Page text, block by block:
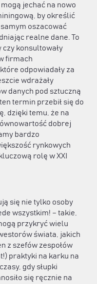
jechać na nowo
by określić
oszacować
realne dane. To
czy konsultowały
firmach
odpowiadały za
wdrażały
danych pod sztuczną
termin przebił się do
dzięki temu, że na
dobrej
bardzo
rynkowych
rolę w XXI
się nie tylko osoby
wszystkim! – takie,
przykryć wielu
świata, jakich
z szefów zespołów
praktyki na karku na
gdy słupki
się ręcznie na